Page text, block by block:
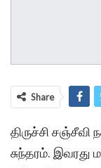
Share
திருச்சி
சுந்தரம்.